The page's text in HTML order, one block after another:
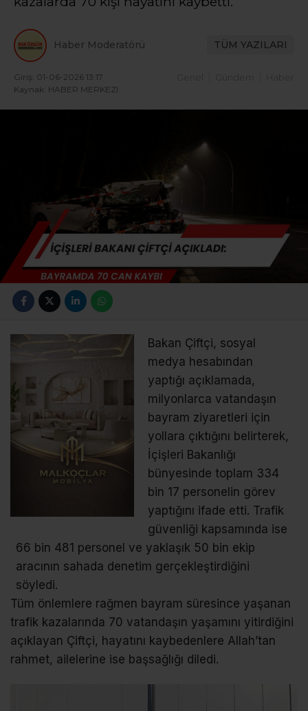
Haber Moderatörü TÜM YAZILARI
Giriş: 01-06-2026 13:17
Kaynak: HABER MERKEZI
Gündem Haber
Bakan Çiftçi, sosyal
medya hesabından
yaptığı açıklamada,
milyonlarca vatandaşın
bayram ziyaretleri için
yollara çıktığını belirterek,
İçişleri Bakanlığı
bünyesinde toplam 334
bin 17 personelin görev
yaptığını ifade etti. Trafik
güvenliği kapsamında ise
66 bin 481 personel ve yaklaşık 50 bin ekip
aracının sahada denetim gerçekleştirdiğini
söyledi.
Tüm önlemlere rağmen bayram süresince yaşanan
trafik kazalarında 70 vatandaşın yaşamını yitirdiğini
açıklayan Çiftçi, hayatını kaybedenlere Allah’tan
rahmet, ailelerine ise başsağlığı diledi.